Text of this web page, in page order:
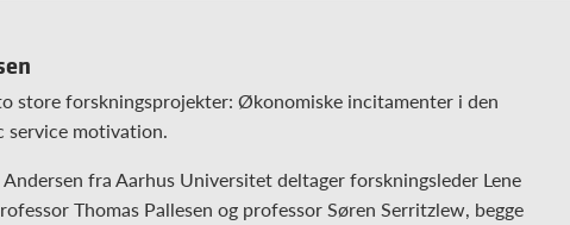
store forskningsprojekter: Økonomiske incitamenter i den
service motivation.
fra Aarhus Universitet deltager forskningsleder Lene
Thomas Pallesen og professor Søren Serritzlew, begge